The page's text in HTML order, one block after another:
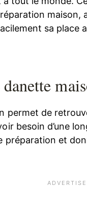
maison,
sa place
permet de
besoin d’une
préparation et